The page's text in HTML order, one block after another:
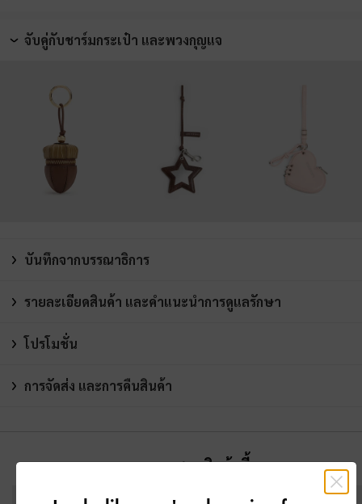
จับคู่กับชาร์มกระเป๋า และพวงกุญแจ
บันทึกจากบรรณาธิการ
รายละเอียดสินค้า และคำแนะนำการดูแลรักษา
โปรโมชั่น
การจัดส่ง และการคืนสินค้า
คุณอาจจะชอบสินค้านี้